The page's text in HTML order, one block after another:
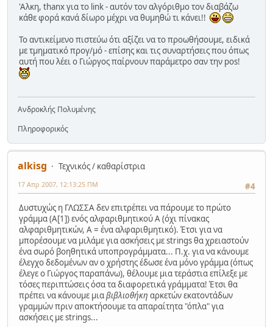
'Αλκη, thanx για το link - αυτόν τον αλγόριθμο τον διαβάζω
κάθε φορά κανά δίωρο μέχρι να θυμηθώ τι κάνει!!
Το αντικείμενο πιστεύω ότι αξίζει να το προωθήσουμε, ειδικά
με τμηματικό προγ/μό - επίσης και τις συναρτήσεις που όπως
αυτή που λέει ο Γιώργος παίρνουν παράμετρο σαν την pos!
Ανδροκλής Πολυμένης
Πληροφορικός
alkisg
Τεχνικός / καθαρίστρια
#4
17 Απρ 2007, 12:13:25 ΠΜ
Δυστυχώς η ΓΛΩΣΣΑ δεν επιτρέπει να πάρουμε το πρώτο
γράμμα (Α[1]) ενός αλφαριθμητικού Α (όχι πίνακας
αλφαριθμητικών, Α = ένα αλφαριθμητικό). Έτσι για να
μπορέσουμε να μιλάμε για ασκήσεις με strings θα χρειαστούν
ένα σωρό βοηθητικά υποπρογράμματα... Π.χ. για να κάνουμε
έλεγχο δεδομένων αν ο χρήστης έδωσε ένα μόνο γράμμα (όπως
έλεγε ο Γιώργος παραπάνω), θέλουμε μια τεράστια επίλεξε με
τόσες περιπτώσεις όσα τα διαφορετικά γράμματα! Έτσι θα
πρέπει να κάνουμε μιαβιβλιοθήκη αρκετών εκατοντάδων
γραμμών πριν αποκτήσουμε τα απαραίτητα "όπλα" για
ασκήσεις με strings...